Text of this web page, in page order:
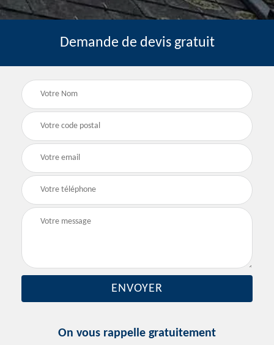
Demande de devis gratuit
On vous rappelle gratuitement